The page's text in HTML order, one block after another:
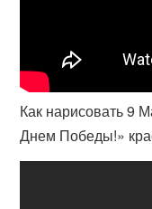
Как нарисовать 9
Днем Победы!»